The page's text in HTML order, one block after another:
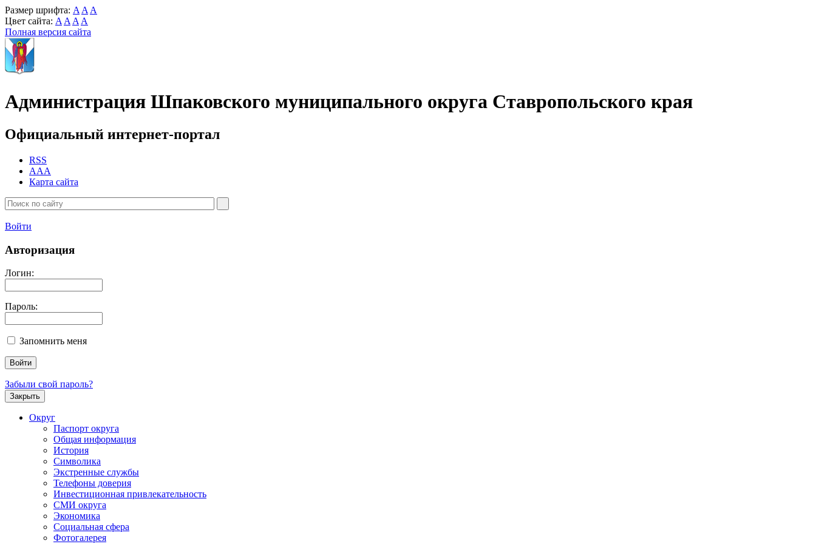
Размер шрифта: A A A
Цвет сайта: A A A A
Полная версия сайта
Администрация Шпаковского муниципального округа Ставропольского края
Официальный интернет-портал
RSS
AAA
Карта сайта
Войти
Авторизация
Логин:
Пароль:
Запомнить меня
Забыли свой пароль?
Закрыть
Округ
Паспорт округа
Общая информация
История
Символика
Экстренные службы
Телефоны доверия
Инвестиционная привлекательность
СМИ округа
Экономика
Социальная сфера
Фотогалерея